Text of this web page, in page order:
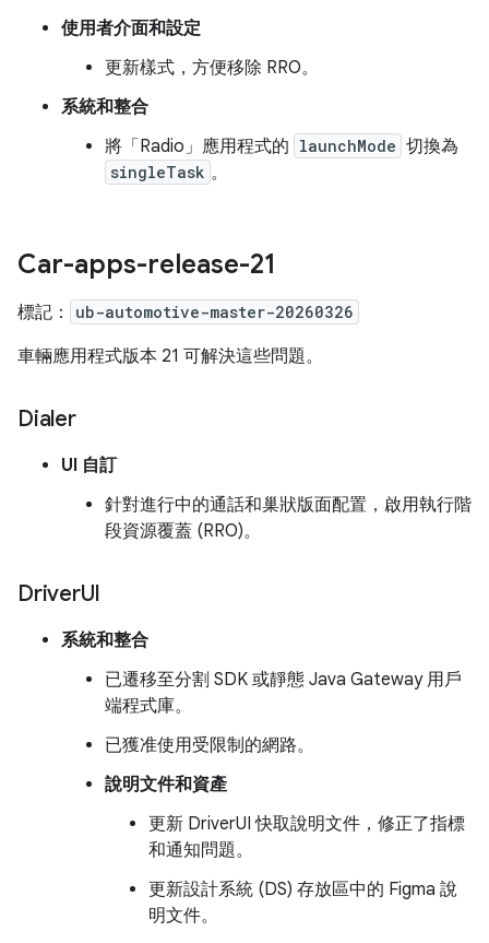
使用者介面和設定
更新樣式，方便移除 RRO。
系統和整合
將「Radio」應用程式的 launchMode 切換為
singleTask 。
Car-apps-release-21
標記： ub-automotive-master-20260326
車輛應用程式版本 21 可解決這些問題。
Dialer
UI 自訂
針對進行中的通話和巢狀版面配置，啟用執行階
段資源覆蓋 (RRO)。
DriverUI
系統和整合
已遷移至分割 SDK 或靜態 Java Gateway 用戶
端程式庫。
已獲准使用受限制的網路。
說明文件和資產
更新 DriverUI 快取說明文件，修正了指標
和通知問題。
更新設計系統 (DS) 存放區中的 Figma 說
明文件。